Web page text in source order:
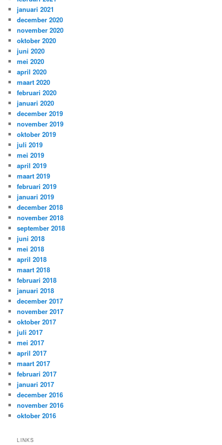
januari 2021
december 2020
november 2020
oktober 2020
juni 2020
mei 2020
april 2020
maart 2020
februari 2020
januari 2020
december 2019
november 2019
oktober 2019
juli 2019
mei 2019
april 2019
maart 2019
februari 2019
januari 2019
december 2018
november 2018
september 2018
juni 2018
mei 2018
april 2018
maart 2018
februari 2018
januari 2018
december 2017
november 2017
oktober 2017
juli 2017
mei 2017
april 2017
maart 2017
februari 2017
januari 2017
december 2016
november 2016
oktober 2016
LINKS